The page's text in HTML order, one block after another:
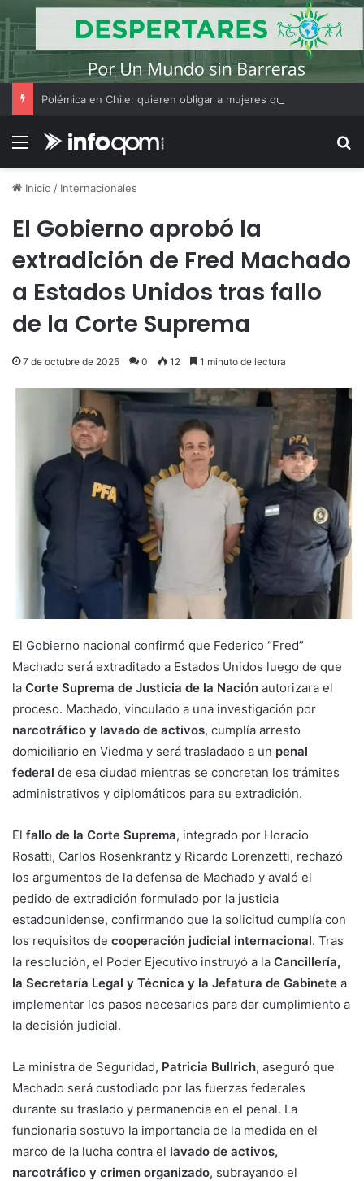
Menú
Inicio / Internacionales
El Gobierno aprobó la
extradición de Fred Machado
a Estados Unidos tras fallo
de la Corte Suprema
7 de octubre de 2025 0 12 1 minuto de lectura
El Gobierno nacional confirmó que Federico “Fred”
Machado será extraditado a Estados Unidos luego de que
la Corte Suprema de Justicia de la Nación autorizara el
proceso. Machado, vinculado a una investigación por
narcotráfico y lavado de activos, cumplía arresto
domiciliario en Viedma y será trasladado a un penal
federal de esa ciudad mientras se concretan los trámites
administrativos y diplomáticos para su extradición.
El fallo de la Corte Suprema, integrado por Horacio
Rosatti, Carlos Rosenkrantz y Ricardo Lorenzetti, rechazó
los argumentos de la defensa de Machado y avaló el
pedido de extradición formulado por la justicia
estadounidense, confirmando que la solicitud cumplía con
los requisitos de cooperación judicial internacional. Tras
la resolución, el Poder Ejecutivo instruyó a la Cancillería,
la Secretaría Legal y Técnica y la Jefatura de Gabinete a
implementar los pasos necesarios para dar cumplimiento a
la decisión judicial.
La ministra de Seguridad, Patricia Bullrich, aseguró que
Machado será custodiado por las fuerzas federales
durante su traslado y permanencia en el penal. La
funcionaria sostuvo la importancia de la medida en el
marco de la lucha contra el lavado de activos,
narcotráfico y crimen organizado, subrayando el